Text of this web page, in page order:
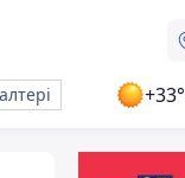
+33°